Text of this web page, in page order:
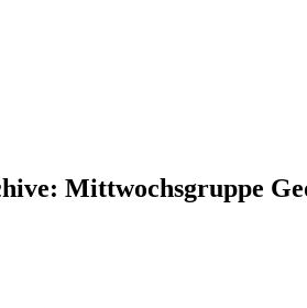
Mittwochsgruppe